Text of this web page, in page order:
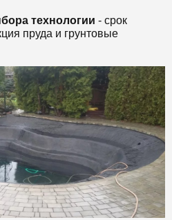
технологии - срок
пруда и грунтовые